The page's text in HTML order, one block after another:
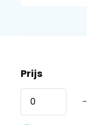
Prijs
-